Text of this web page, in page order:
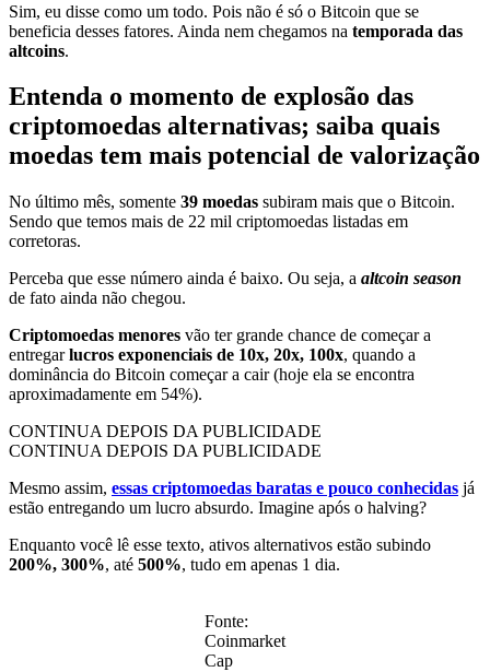
Sim, eu disse como um todo. Pois não é só o Bitcoin que se
beneficia desses fatores. Ainda nem chegamos na temporada das
altcoins.
Entenda o momento de explosão das
criptomoedas alternativas; saiba quais
moedas tem mais potencial de valorização
No último mês, somente 39 moedas subiram mais que o Bitcoin.
Sendo que temos mais de 22 mil criptomoedas listadas em
corretoras.
Perceba que esse número ainda é baixo. Ou seja, a altcoin season
de fato ainda não chegou.
Criptomoedas menores vão ter grande chance de começar a
entregarlucros exponenciais de 10x, 20x, 100x, quando a
dominância do Bitcoin começar a cair (hoje ela se encontra
aproximadamente em 54%).
CONTINUA DEPOIS DA PUBLICIDADE
CONTINUA DEPOIS DA PUBLICIDADE
Mesmo assim, essas criptomoedas baratas e pouco conhecidas já
estão entregando um lucro absurdo. Imagine após o halving?
Enquanto você lê esse texto, ativos alternativos estão subindo
200%, 300%, até 500%, tudo em apenas 1 dia.
Fonte:
Coinmarket
Cap